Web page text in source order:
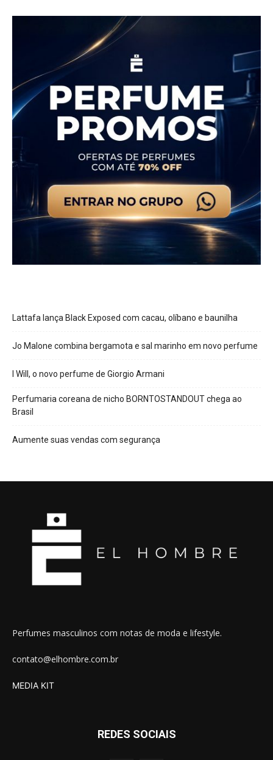
Lattafa lança Black Exposed com cacau, olíbano e baunilha
Jo Malone combina bergamota e sal marinho em novo perfume
I Will, o novo perfume de Giorgio Armani
Perfumaria coreana de nicho BORNTOSTANDOUT chega ao
Brasil
Aumente suas vendas com segurança
Perfumes masculinos com notas de moda e lifestyle.
contato@elhombre.com.br
MEDIA KIT
REDES SOCIAIS